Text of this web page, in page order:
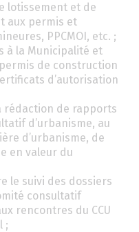
lotissement et de
aux permis et
PPCMOI, etc. ;
à la Municipalité et
de construction
d’autorisation
rédaction de rapports
d’urbanisme, au
d’urbanisme, de
en valeur du
le suivi des dossiers
consultatif
rencontres du CCU
;